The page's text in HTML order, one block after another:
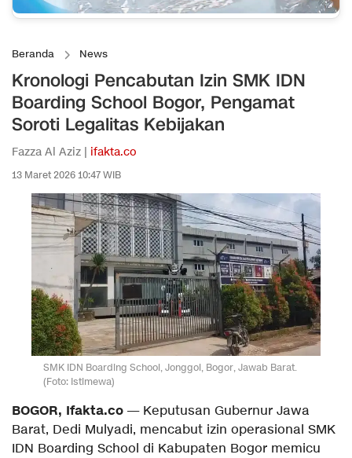
Beranda News
Kronologi Pencabutan Izin SMK IDN
Boarding School Bogor, Pengamat
Soroti Legalitas Kebijakan
Fazza Al Aziz | ifakta.co
13 Maret 2026 10:47 WIB
SMK IDN Boarding School, Jonggol, Bogor, Jawab Barat.
(Foto: Istimewa)
BOGOR, Ifakta.co — Keputusan Gubernur Jawa
Barat, Dedi Mulyadi, mencabut izin operasional SMK
IDN Boarding School di Kabupaten Bogor memicu